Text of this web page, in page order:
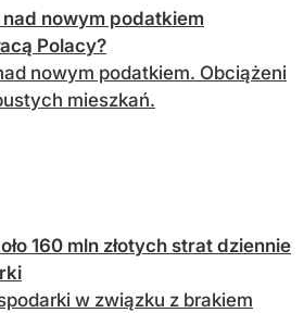
nowym podatkiem
Polacy?
nowym podatkiem. Obciążeni
mieszkań.
160 mln złotych strat dziennie
w związku z brakiem